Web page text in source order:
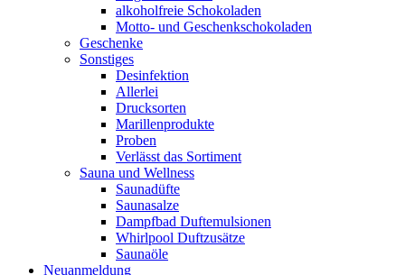
alkoholfreie Schokoladen
Motto- und Geschenkschokoladen
Geschenke
Sonstiges
Desinfektion
Allerlei
Drucksorten
Marillenprodukte
Proben
Verlässt das Sortiment
Sauna und Wellness
Saunadüfte
Saunasalze
Dampfbad Duftemulsionen
Whirlpool Duftzusätze
Saunaöle
Neuanmeldung